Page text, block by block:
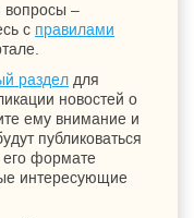
–
с правилами
раздел для
новостей о
ему внимание и
публиковаться
его формате
интересующие